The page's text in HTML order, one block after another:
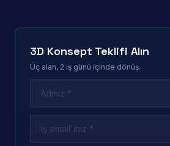
3D Konsept Teklifi Alın
Üç alan, 2 iş günü içinde dönüş.